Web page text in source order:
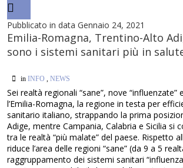
Pubblicato in data Gennaio 24, 2021
Emilia-Romagna, Trentino-Alto
sono i sistemi sanitari più in
inINFO ,NEWS
Sei realtà regionali “sane”, nove “influenzate”
l’Emilia-Romagna, la regione in testa per
sanitario italiano, strappando la prima
Adige, mentre Campania, Calabria e Sicilia si
tra le realtà “più malate” del paese. Rispetto
riduce l’area delle regioni “sane” (da 9 a 5
raggruppamento dei sistemi sanitari